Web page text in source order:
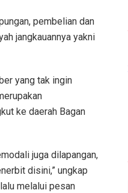
pembelian dan
jangkauannya yakni
yang tak ingin
ke daerah Bagan
juga dilapangan,
disini,” ungkap
melalui pesan